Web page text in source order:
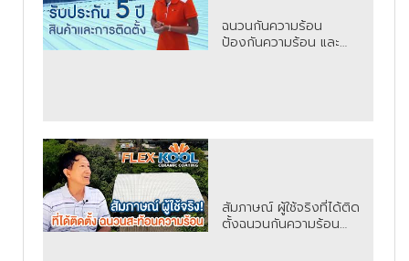
ฉนวนกันความร้อน
ป้องกันความร้อน และ
สัมภาษณ์ ผู้ใช้จริงที่ได้ติด
ตั้งฉนวนกันความร้อน